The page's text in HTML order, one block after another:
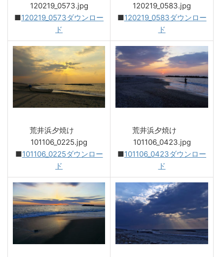
120219_0573.jpg
■120219_0573ダウンロー
ド
120219_0583.jpg
■120219_0583ダウンロー
ド
荒井浜夕焼け
101106_0225.jpg
■101106_0225ダウンロー
ド
荒井浜夕焼け
101106_0423.jpg
■101106_0423ダウンロー
ド